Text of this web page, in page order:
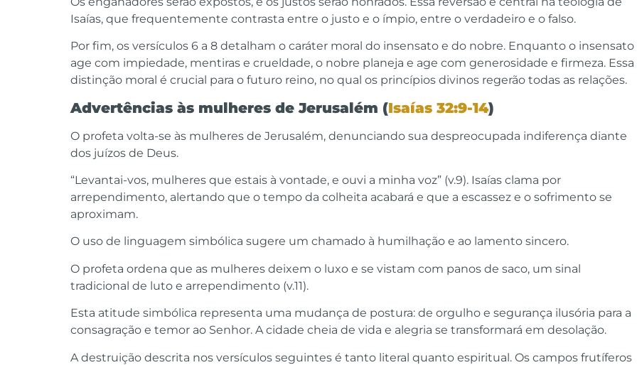
Isaías, que frequentemente contrasta entre o justo e o ímpio, entre o verdadeiro e o falso.
Por fim, os versículos 6 a 8 detalham o caráter moral do insensato e do nobre. Enquanto o insensato
age com impiedade, mentiras e crueldade, o nobre planeja e age com generosidade e firmeza. Essa
distinção moral é crucial para o futuro reino, no qual os princípios divinos regerão todas as relações.
Advertências às mulheres de Jerusalém (Isaías 32:9-14)
O profeta volta-se às mulheres de Jerusalém, denunciando sua despreocupada indiferença diante
dos juízos de Deus.
“Levantai-vos, mulheres que estais à vontade, e ouvi a minha voz” (v.9). Isaías clama por
arrependimento, alertando que o tempo da colheita acabará e que a escassez e o sofrimento se
aproximam.
O uso de linguagem simbólica sugere um chamado à humilhação e ao lamento sincero.
O profeta ordena que as mulheres deixem o luxo e se vistam com panos de saco, um sinal
tradicional de luto e arrependimento (v.11).
Esta atitude simbólica representa uma mudança de postura: de orgulho e segurança ilusória para a
consagração e temor ao Senhor. A cidade cheia de vida e alegria se transformará em desolação.
A destruição descrita nos versículos seguintes é tanto literal quanto espiritual. Os campos frutíferos